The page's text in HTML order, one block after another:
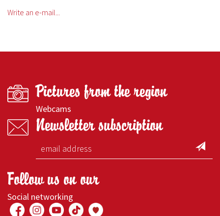
Write an e-mail...
Pictures from the region
Webcams
Newsletter subscription
Follow us on our
Social networking